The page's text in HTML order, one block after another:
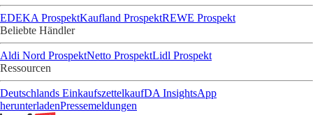
EDEKA ProspektKaufland ProspektREWE Prospekt
Beliebte Händler
Aldi Nord ProspektNetto ProspektLidl Prospekt
Ressourcen
Deutschlands EinkaufszettelkaufDA InsightsApp
herunterladenPressemeldungen